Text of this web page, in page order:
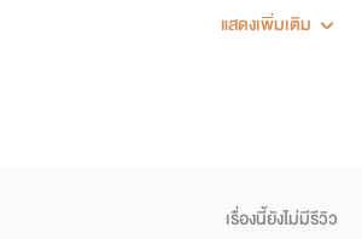
ไรท์ก็เลยบบ เอ้อ อยากลองแต่งเองดู
เนื้อเรื่องหลักเอาซะเล้ยย
แสดงเพิ่มเติม
เรื่องนี้ยังไม่มีรีวิว